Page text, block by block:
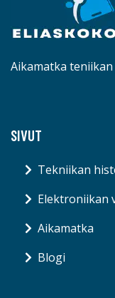
Aikamatka
SIVUT
Tekniikan
Elektroniikan
Aikamatka
Blogi